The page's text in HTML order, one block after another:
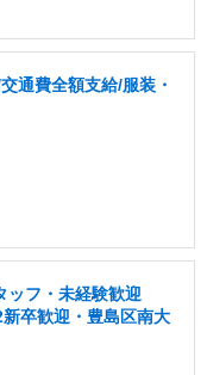
通費全額支給/服装・
ッフ・未経験歓迎
新卒歓迎・豊島区南大